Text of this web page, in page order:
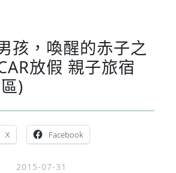
孩，喚醒的赤子之
放假 親子旅宿
)
X Facebook
2015-07-31